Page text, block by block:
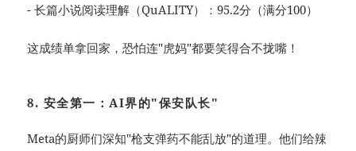
- 长篇小说阅读理解（QuALITY）：95.2分（满分100）
这成绩单拿回家，恐怕连"虎妈"都要笑得合不拢嘴！
8. 安全第一：AI界的"保安队长"
Meta的厨师们深知"枪支弹药不能乱放"的道理。他们给辣